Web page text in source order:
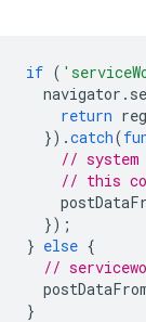
if (
navigator .
return reg
}).catch(
//
// this
});
} else {
//
}